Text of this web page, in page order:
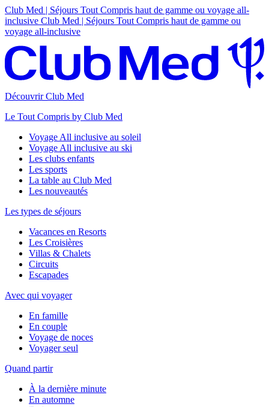
Club Med | Séjours Tout Compris haut de gamme ou voyage all-
inclusive Club Med | Séjours Tout Compris haut de gamme ou
voyage all-inclusive
Découvrir Club Med
Le Tout Compris by Club Med
Voyage All inclusive au soleil
Voyage All inclusive au ski
Les clubs enfants
Les sports
La table au Club Med
Les nouveautés
Les types de séjours
Vacances en Resorts
Les Croisières
Villas & Chalets
Circuits
Escapades
Avec qui voyager
En famille
En couple
Voyage de noces
Voyager seul
Quand partir
À la dernière minute
En automne